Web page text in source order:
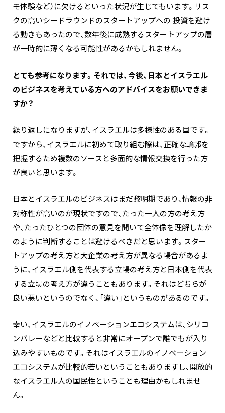
モ体験など）に欠けるといった状況が生じてもいます。リス
クの高いシードラウンドのスタートアップへの 投資を避け
る動きもあったので、数年後に成熟するスタートアップの層
が一時的に薄くなる可能性があるかもしれません。
とても参考になります。それでは、今後、日本とイスラエル
のビジネスを考えている方へのアドバイスをお願いできま
すか？
繰り返しになりますが、イスラエルは多様性のある国です。
ですから、イスラエルに初めて取り組む際は、正確な輪郭を
把握するため複数のソースと多面的な情報交換を行った方
が良いと思います。
日本とイスラエルのビジネスはまだ黎明期であり、情報の非
対称性が高いのが現状ですので、たった一人の方の考え方
や、たったひとつの団体の意見を聞いて全体像を理解したか
のように判断することは避けるべきだと思います。スター
トアップの考え方と大企業の考え方が異なる場合があるよ
うに、イスラエル側を代表する立場の考え方と日本側を代表
する立場の考え方が違うこともあります。それはどちらが
良い悪いというのでなく、「違い」というものがあるのです。
幸い、イスラエルのイノベーションエコシステムは、シリコ
ンバレーなどと比較すると非常にオープンで誰でもが入り
込みやすいものです。それはイスラエルのイノベーション
エコシステムが比較的若いということもありますし、開放的
なイスラエル人の国民性ということも理由かもしれませ
ん。